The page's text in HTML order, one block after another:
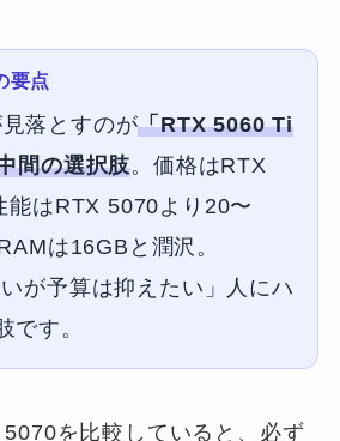
要点
落とすのが「RTX 5060 Ti
間の選択肢。価格はRTX
能はRTX 5070より20〜
は16GBと潤沢。
いが予算は抑えたい」人にハ
です。
を比較していると、必ず